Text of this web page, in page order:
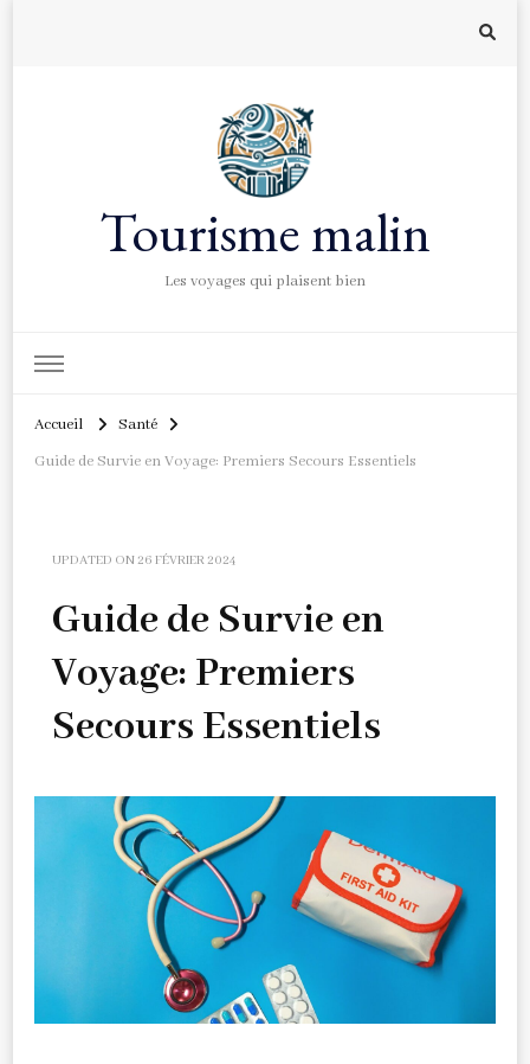
Tourisme malin
Les voyages qui plaisent bien
Accueil
Santé
Guide de Survie en Voyage: Premiers Secours Essentiels
UPDATED ON26 FÉVRIER 2024
Guide de Survie en
Voyage: Premiers
Secours Essentiels